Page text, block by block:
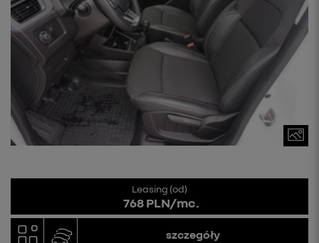
Leasing (od)
768 PLN/mc.
szczegóły